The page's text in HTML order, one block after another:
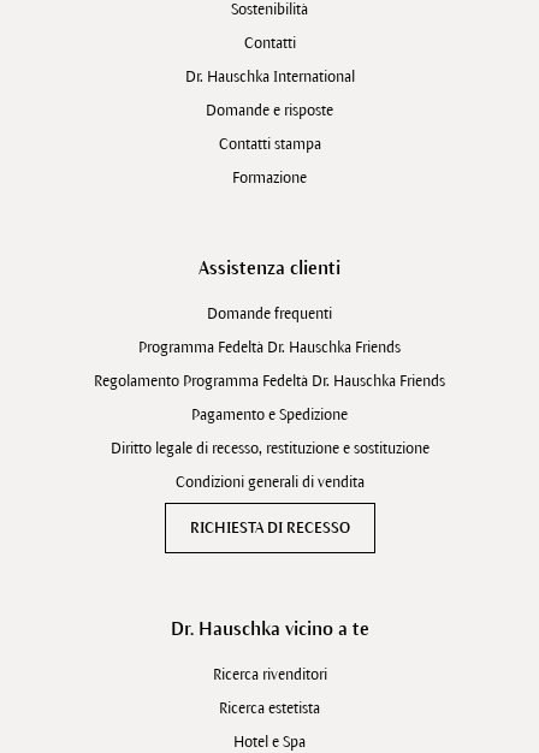
Sostenibilità
Contatti
Dr. Hauschka International
Domande e risposte
Contatti stampa
Formazione
Assistenza clienti
Domande frequenti
Programma Fedeltà Dr. Hauschka Friends
Regolamento Programma Fedeltà Dr. Hauschka Friends
Pagamento e Spedizione
Diritto legale di recesso, restituzione e sostituzione
Condizioni generali di vendita
RICHIESTA DI RECESSO
Dr. Hauschka vicino a te
Ricerca rivenditori
Ricerca estetista
Hotel e Spa